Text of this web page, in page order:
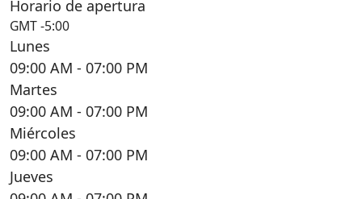
Horario de apertura
GMT -5:00
Lunes
09:00 AM - 07:00 PM
Martes
09:00 AM - 07:00 PM
Miércoles
09:00 AM - 07:00 PM
Jueves